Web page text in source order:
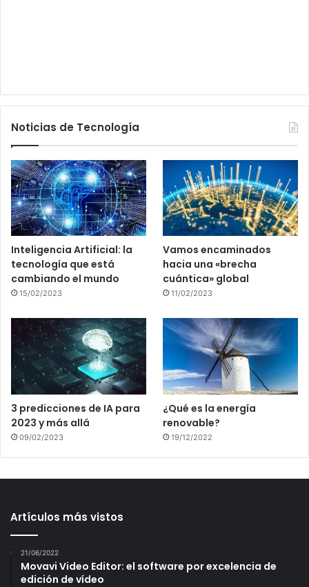
Noticias de Tecnología
Inteligencia Artificial: la
tecnología que está
cambiando el mundo
15/02/2023
Vamos encaminados
hacia una «brecha
cuántica» global
11/02/2023
3 predicciones de IA para
2023 y más allá
09/02/2023
¿Qué es la energía
renovable?
19/12/2022
Artículos más vistos
21/06/2022
Movavi Video Editor: el software por excelencia de
edición de vídeo